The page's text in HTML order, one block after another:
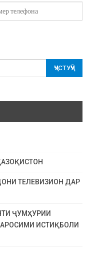
ТЕЛЕВИЗИОН ДАР
ҶУМҲУРИИ
ИСТИҚБОЛИ